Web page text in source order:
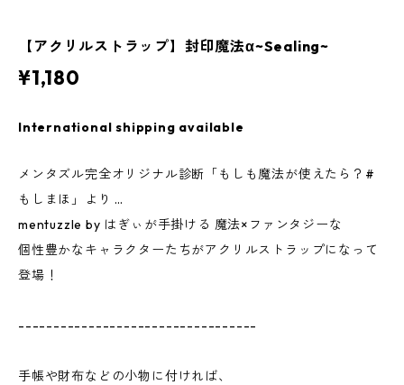
【アクリルストラップ】封印魔法α~Sealing~
¥1,180
International shipping available
メンタズル完全オリジナル診断「もしも魔法が使えたら？#
もしまほ」より …
mentuzzle by はぎぃが手掛ける 魔法×ファンタジーな
個性豊かなキャラクターたちがアクリルストラップになって
登場！
----------------------------------
手帳や財布などの小物に付ければ、